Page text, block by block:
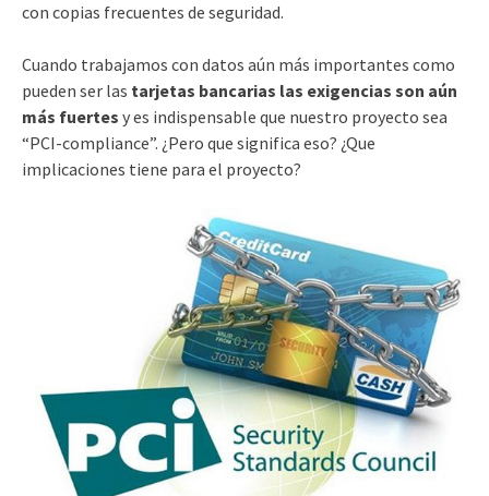
con copias frecuentes de seguridad.
Cuando trabajamos con datos aún más importantes como
pueden ser las tarjetas bancarias las exigencias son aún
más fuertes y es indispensable que nuestro proyecto sea
“PCI-compliance”. ¿Pero que significa eso? ¿Que
implicaciones tiene para el proyecto?